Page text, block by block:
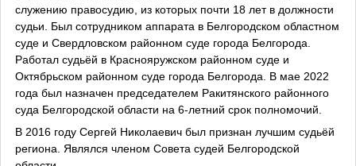
служению правосудию, из которых почти 18 лет в должности
судьи. Был сотрудником аппарата в Белгородском областном
суде и Свердловском районном суде города Белгорода.
Работал судьёй в Краснояружском районном суде и
Октябрьском районном суде города Белгорода. В мае 2022
года был назначен председателем Ракитянского районного
суда Белгородской области на 6-летний срок полномочий.
В 2016 году Сергей Николаевич был признан лучшим судьёй
региона. Являлся членом Совета судей Белгородской